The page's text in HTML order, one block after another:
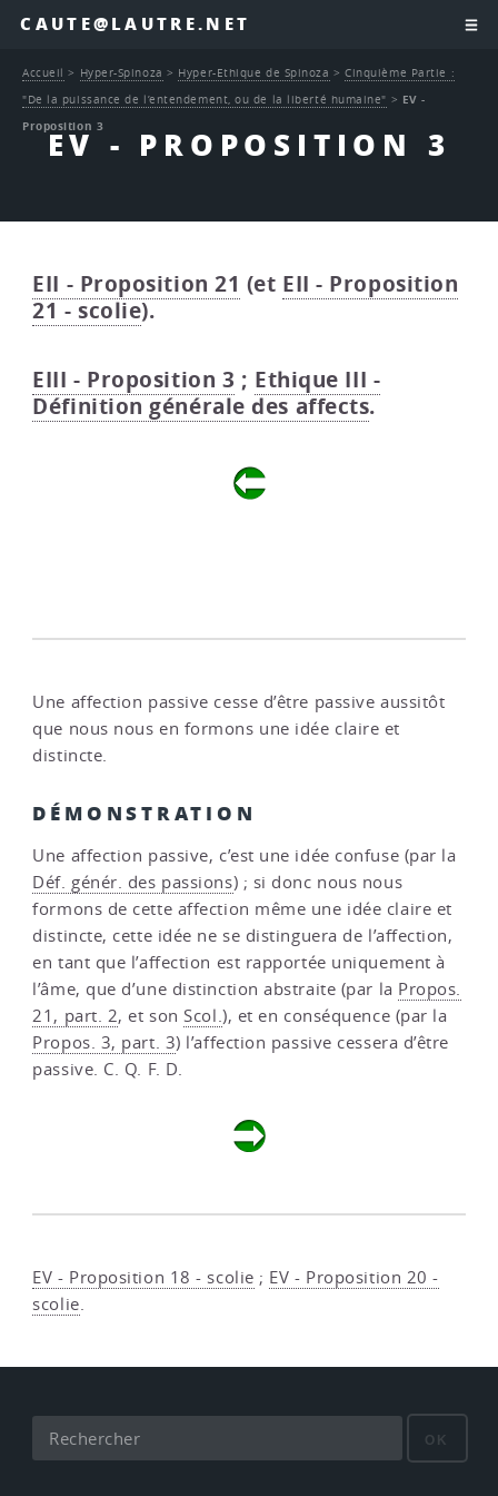
CAUTE@LAUTRE.NET
EV - PROPOSITION 3
Accueil > Hyper-Spinoza > Hyper-Ethique de Spinoza >Cinquième Partie :
"De la puissance de l’entendement, ou de la liberté humaine" > EV -
Proposition 3
EII - Proposition 21 (et EII - Proposition
21 - scolie).
EIII - Proposition 3 ; Ethique III -
Définition générale des affects.
Une affection passive cesse d’être passive aussitôt
que nous nous en formons une idée claire et
distincte.
DÉMONSTRATION
Une affection passive, c’est une idée confuse (par la
Déf. génér. des passions) ; si donc nous nous
formons de cette affection même une idée claire et
distincte, cette idée ne se distinguera de l’affection,
en tant que l’affection est rapportée uniquement à
l’âme, que d’une distinction abstraite (par la Propos.
21, part. 2, et son Scol.), et en conséquence (par la
Propos. 3, part. 3) l’affection passive cessera d’être
passive. C. Q. F. D.
EV - Proposition 18 - scolie ; EV - Proposition 20 -
scolie.
OK